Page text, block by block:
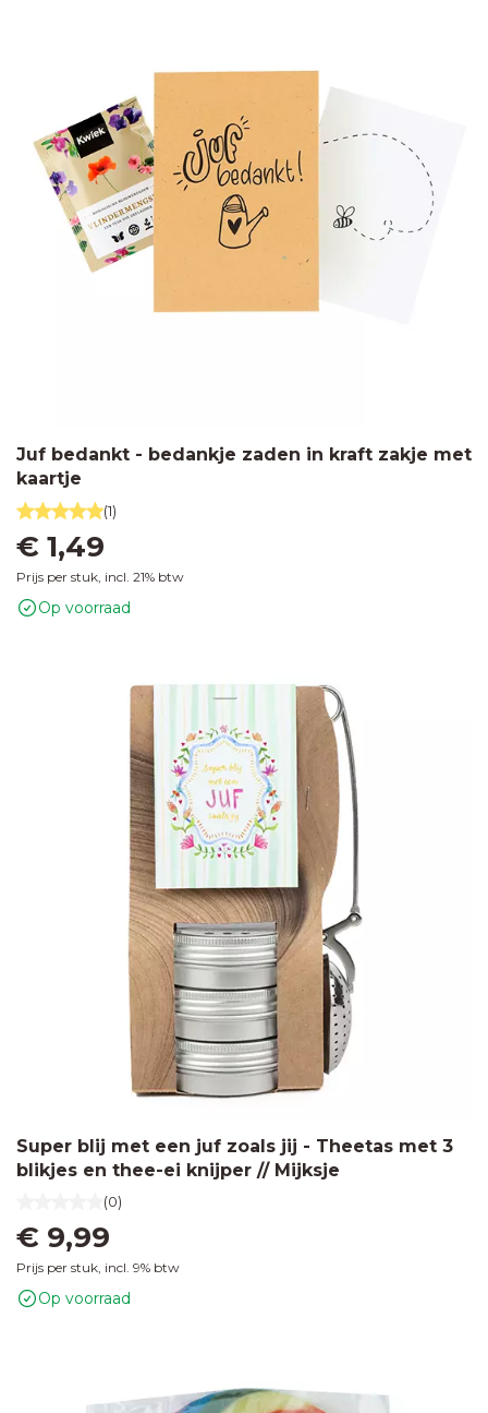
Juf bedankt - bedankje zaden in kraft zakje met
kaartje
(1)
€ 1,49
Prijs per stuk, incl. 21% btw
Op voorraad
Super blij met een juf zoals jij - Theetas met 3
blikjes en thee-ei knijper // Mijksje
(0)
€ 9,99
Prijs per stuk, incl. 9% btw
Op voorraad